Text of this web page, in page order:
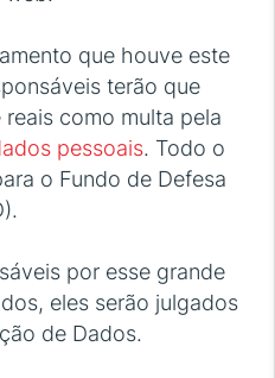
que houve este
terão que
como multa pela
pessoais. Todo o
o Fundo de Defesa
por esse grande
eles serão julgados
de Dados.